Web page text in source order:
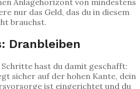
nur das Geld, das du in diesem
brauchst.
Dranbleiben
hast du damit geschafft:
sicher auf der hohen Kante, dein
ist eingerichtet und du